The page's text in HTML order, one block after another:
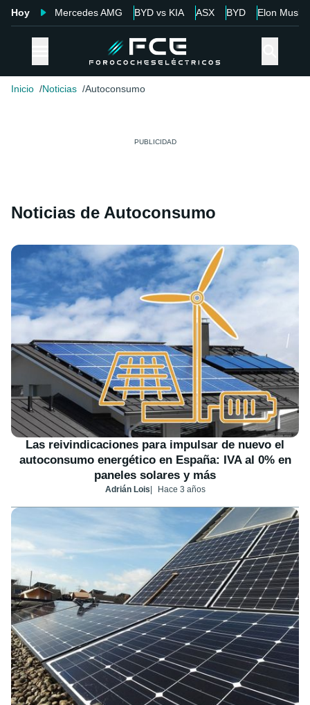
Hoy Mercedes AMG BYD vs KIA ASX BYD Elon Musk
Inicio Noticias Autoconsumo
Noticias de Autoconsumo
Las reivindicaciones para impulsar de nuevo el
autoconsumo energético en España: IVA al 0% en
paneles solares y más
Adrián Lois Hace 3 años